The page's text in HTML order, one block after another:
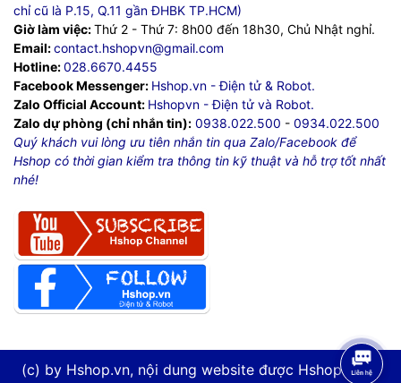
chỉ cũ là P.15, Q.11 gần ĐHBK TP.HCM)
Giờ làm việc:Thứ 2 - Thứ 7: 8h00 đến 18h30, Chủ Nhật nghỉ.
Email:contact.hshopvn@gmail.com
Hotline:028.6670.4455
Facebook Messenger: Hshop.vn - Điện tử & Robot.
Zalo Official Account: Hshopvn - Điện tử và Robot.
Zalo dự phòng (chỉ nhắn tin): 0938.022.500 - 0934.022.500
Quý khách vui lòng ưu tiên nhắn tin qua Zalo/Facebook để
Hshop có thời gian kiểm tra thông tin kỹ thuật và hỗ trợ tốt nhất
nhé!
(c) by Hshop.vn, nội dung website được Hshop.vn tự